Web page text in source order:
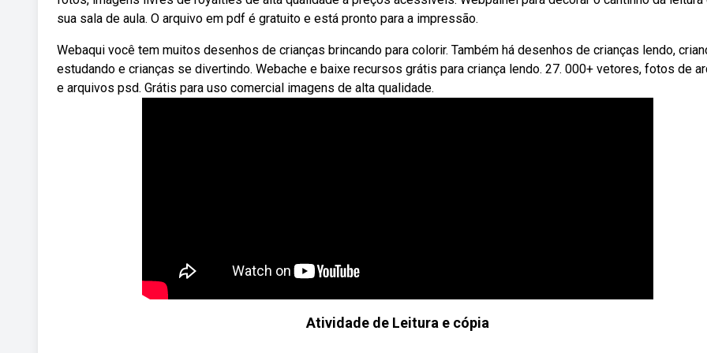
sua sala de aula. O arquivo em pdf é gratuito e está pronto para a impressão.
Webaqui você tem muitos desenhos de crianças brincando para colorir. Também há desenhos de crianças lendo,
estudando e crianças se divertindo. Webache e baixe recursos grátis para criança lendo. 27. 000+ vetores, fotos de
e arquivos psd. Grátis para uso comercial imagens de alta qualidade.
Atividade de Leitura e cópia